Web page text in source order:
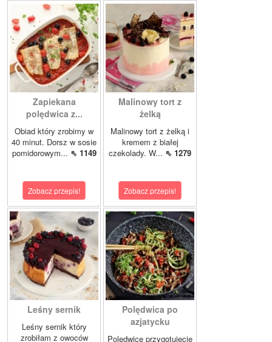
Zapiekana
polędwica z...
Obiad który zrobimy w
40 minut. Dorsz w sosie
pomidorowym... ⇖ 1149
Zobacz przepis!
Malinowy tort z
żelką
Malinowy tort z żelką i
kremem z białej
czekolady. W... ⇖ 1279
Zobacz przepis!
Leśny sernik
Leśny sernik który
zrobiłam z owoców
Polędwica po
azjatycku
Polędwicę przygotujecie